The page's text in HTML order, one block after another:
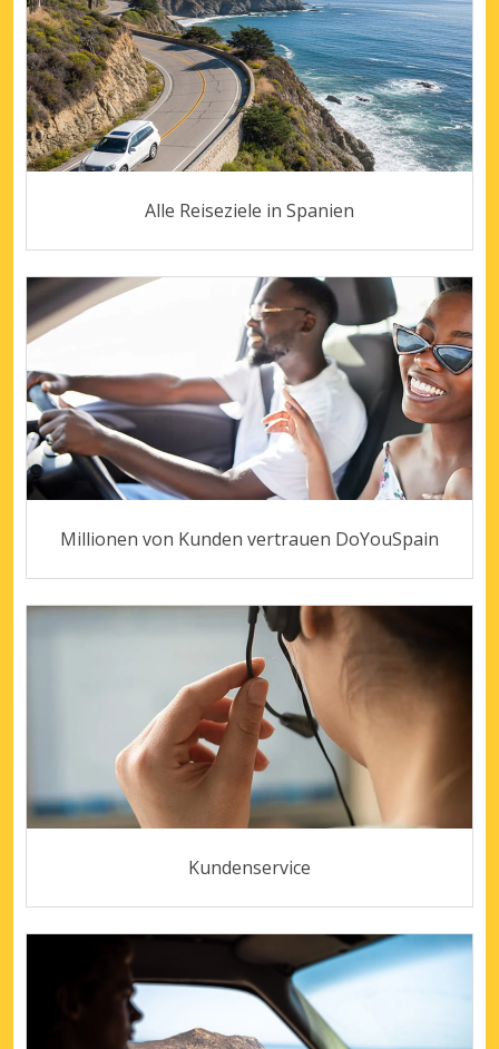
Alle Reiseziele in Spanien
Millionen von Kunden vertrauen DoYouSpain
Kundenservice